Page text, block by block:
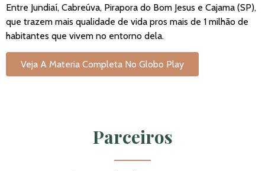
Entre Jundiaí, Cabreúva, Pirapora do Bom Jesus e Cajama (SP),
que trazem mais qualidade de vida pros mais de 1 milhão de
habitantes que vivem no entorno dela.
Veja A Materia Completa No Globo Play
Parceiros